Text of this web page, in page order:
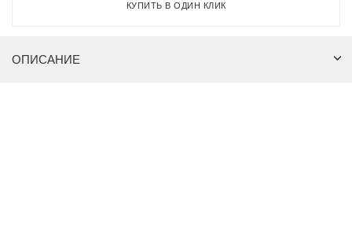
КУПИТЬ В ОДИН КЛИК
ОПИСАНИЕ